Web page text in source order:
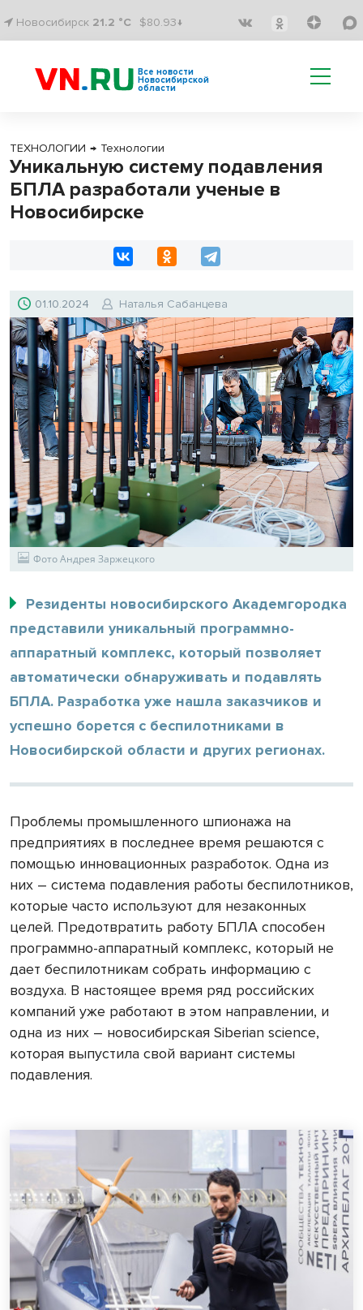
Новосибирск 21.2 °C $80.93↓
Все новости
Новосибирской
области
ТЕХНОЛОГИИ → Технологии
Уникальную систему подавления
БПЛА разработали ученые в
Новосибирске
01.10.2024 Наталья Сабанцева
Фото Андрея Заржецкого
Резиденты новосибирского Академгородка
представили уникальный программно-
аппаратный комплекс, который позволяет
автоматически обнаруживать и подавлять
БПЛА. Разработка уже нашла заказчиков и
успешно борется с беспилотниками в
Новосибирской области и других регионах.
Проблемы промышленного шпионажа на
предприятиях в последнее время решаются с
помощью инновационных разработок. Одна из
них – система подавления работы беспилотников,
которые часто используют для незаконных
целей. Предотвратить работу БПЛА способен
программно-аппаратный комплекс, который не
дает беспилотникам собрать информацию с
воздуха. В настоящее время ряд российских
компаний уже работают в этом направлении, и
одна из них – новосибирская Siberian science,
которая выпустила свой вариант системы
подавления.